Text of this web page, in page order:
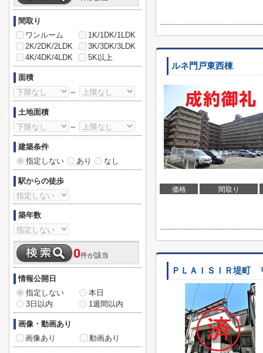
ルネ門戸東西棟
価格 間取り
ＰＬＡＩＳＩＲ堤町
間取り
ワンルーム
1K/1DK/1LDK
2K/2DK/2LDK
3K/3DK/3LDK
4K/4DK/4LDK
5K以上
面積
～
土地面積
～
建築条件
指定しない
あり なし
駅からの徒歩
築年数
0件が該当
情報公開日
指定しない
本日
3日以内
1週間以内
画像・動画あり
画像あり
動画あり